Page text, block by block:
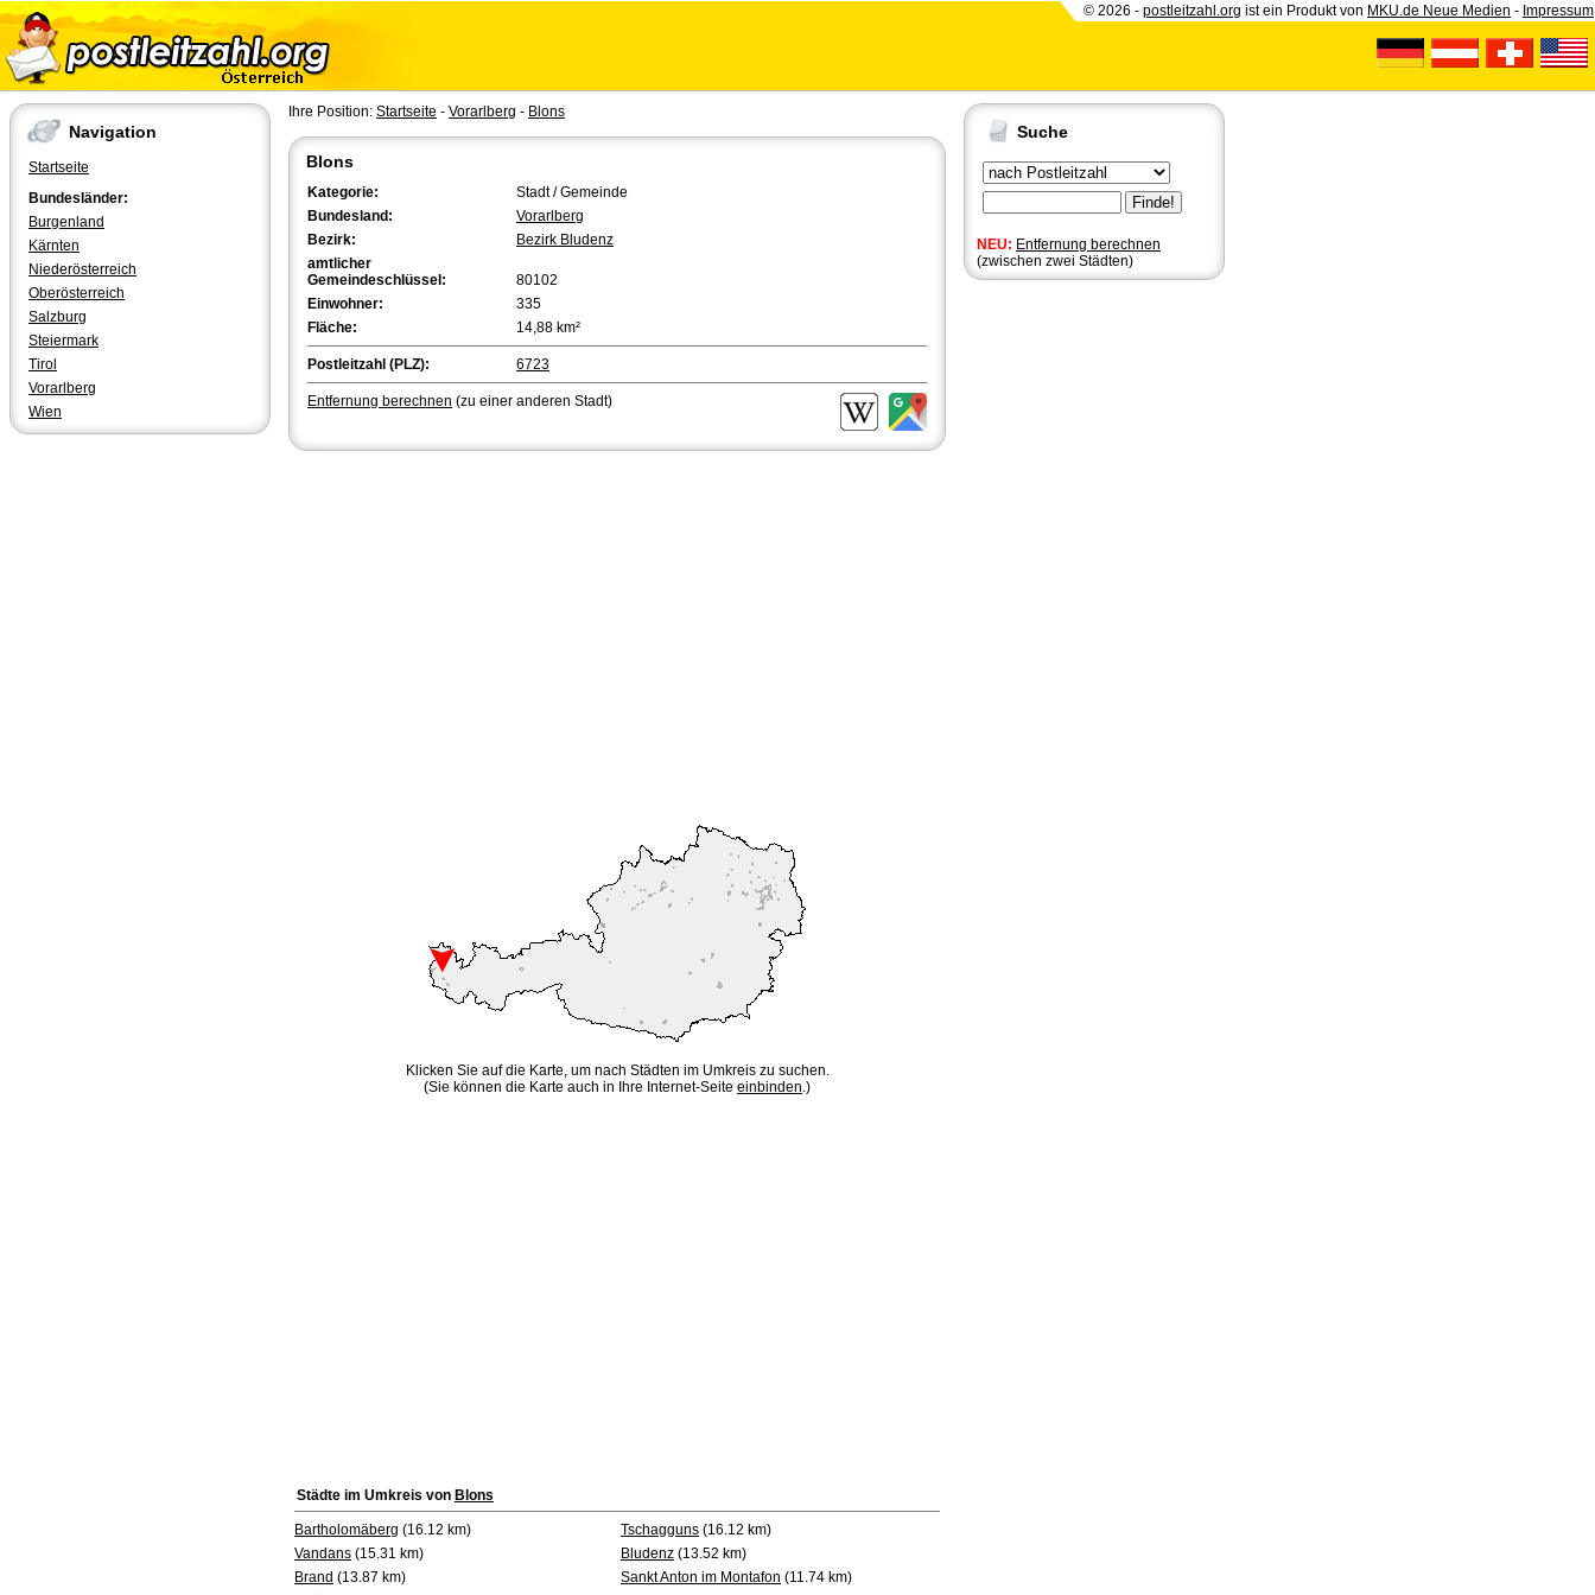
© 2026 - postleitzahl.org ist ein Produkt von MKU.de Neue Medien - Impressum
Navigation
Startseite
Bundesländer:
Burgenland
Kärnten
Niederösterreich
Oberösterreich
Salzburg
Steiermark
Tirol
Vorarlberg
Wien
Suche
NEU: Entfernung berechnen
(zwischen zwei Städten)
Ihre Position: Startseite - Vorarlberg - Blons
Blons
Kategorie:
Stadt / Gemeinde
Bundesland:
Vorarlberg
Bezirk:
Bezirk Bludenz
amtlicher
Gemeindeschlüssel:
80102
Einwohner:
335
Fläche:
14,88 km²
Postleitzahl (PLZ): 6723
Entfernung berechnen (zu einer anderen Stadt)
Klicken Sie auf die Karte, um nach Städten im Umkreis zu suchen.
(Sie können die Karte auch in Ihre Internet-Seite einbinden.)
Städte im Umkreis von Blons
Bartholomäberg (16.12 km) Tschagguns (16.12 km)
Vandans (15.31 km) Bludenz (13.52 km)
Brand (13.87 km) Sankt Anton im Montafon (11.74 km)